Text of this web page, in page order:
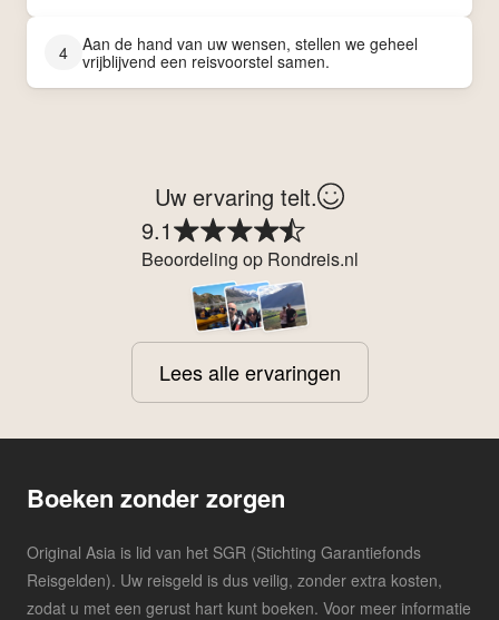
4
Aan de hand van uw wensen, stellen we geheel
vrijblijvend een reisvoorstel samen.
Uw ervaring telt.
9.1
Beoordeling op Rondreis.nl
Lees alle ervaringen
Boeken zonder zorgen
Original Asia is lid van het SGR (Stichting Garantiefonds
Reisgelden). Uw reisgeld is dus veilig, zonder extra kosten,
zodat u met een gerust hart kunt boeken. Voor meer informatie